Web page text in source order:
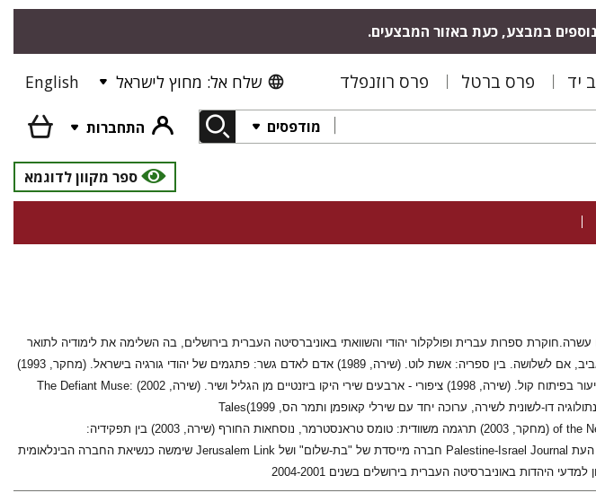
במבצע, כעת באזור המבצעים.
יד פרס ברטל פרס רוזנפלד שלח אל: מחוץ לישראל English
מודפסים
התחברות
ספר מקוון לדוגמא
לישראל בגיל שתיים עשרה.חוקרת ספרות עברית ופולקלור יהודי והשוואתי באוניברסיטה העברית בירושלים, בה השלימה את לימודיה לתואר
דוקטור. נשואה לפרדי רוקם, חוקר תיאטרון באוניברסיטת תל-אביב, אם לשלושה. בין ספריה: אשת לוט. (שירה, 1989) אדם לאדם גשר: פתגמים של יהודי גורגיה בישראל. (מחקר, 1993)
רקמת חיים: היצירה העממית בספרות חז"ל. (מחקר, 1996) שיעור בפיתוח קול. (שירה, 1998) ציפורי - ארבעים שירי היקו ביזנטיים מן הגליל ושיר. (שירה, 2002) The Defiant Muse:
Hebrew Feminist Poems from Antiquity to the Present (אנתולוגיה דו-לשונית לשירה, ערוכה יחד עם שירלי קאופמן ותמר הס, 1999)Tales
of the Neighborhood: Jewish Narrative Dialogues in Late Antiquity (מחקר, 2003) תרגמה משוודית: טומס טראנסטרמר, נוסחאות החורף (שירה, 2003) בין תפקידיה:
מעורכי "מחקרי ירושלים בפולקלור יהודי" חברת מערכת כתב העת Palestine-Israel Journal חברה מייסדת של "בת-שלום" ושל Jerusalem Link שימשה כנשיאת החברה הבינלאומית